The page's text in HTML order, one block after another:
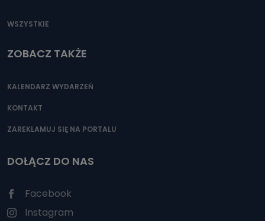
WSZYSTKIE
ZOBACZ TAKŻE
KALENDARZ WYDARZEŃ
KONTAKT
ZAREKLAMUJ SIĘ NA PORTALU
DOŁĄCZ DO NAS
Facebook
Instagram